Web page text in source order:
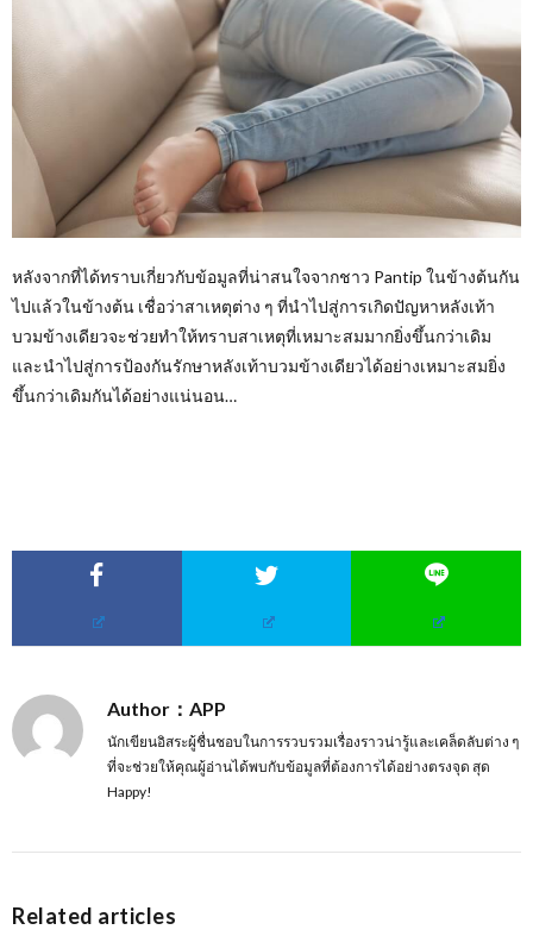
หลังจากที่ได้ทราบเกี่ยวกับข้อมูลที่น่าสนใจจากชาว Pantip ในข้างต้นกัน
ไปแล้วในข้างต้น เชื่อว่าสาเหตุต่าง ๆ ที่นำไปสู่การเกิดปัญหาหลังเท้า
บวมข้างเดียวจะช่วยทำให้ทราบสาเหตุที่เหมาะสมมากยิ่งขึ้นกว่าเดิม
และนำไปสู่การป้องกันรักษาหลังเท้าบวมข้างเดียวได้อย่างเหมาะสมยิ่ง
ขึ้นกว่าเดิมกันได้อย่างแน่นอน…
Author：APP
นักเขียนอิสระผู้ชื่นชอบในการรวบรวมเรื่องราวน่ารู้และเคล็ดลับต่าง ๆ
ที่จะช่วยให้คุณผู้อ่านได้พบกับข้อมูลที่ต้องการได้อย่างตรงจุด สุด
Happy!
Related articles